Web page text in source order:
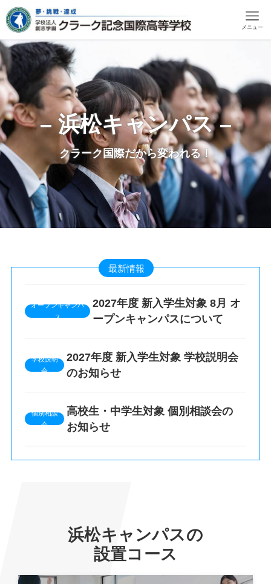
メニュー
ホーム キャンパス一覧
– 浜松キャンパス –
クラーク国際だから変われる！
最新情報
2027年度 新入学生対象 8月 オ
ープンキャンパスについて
2027年度 新入学生対象 学校説明会
のお知らせ
高校生・中学生対象 個別相談会の
お知らせ
浜松キャンパスの
設置コース